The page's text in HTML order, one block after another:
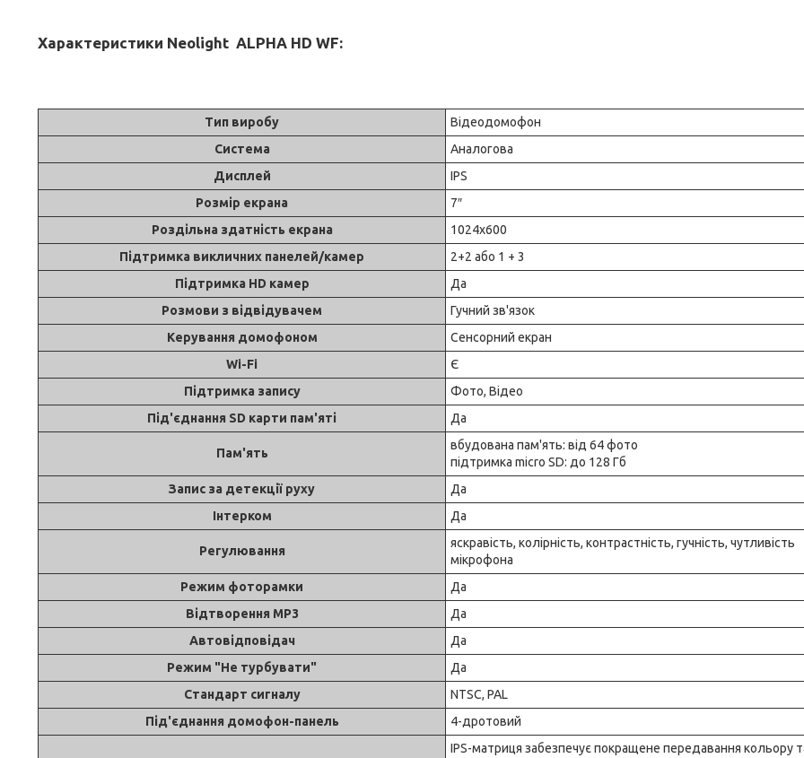
Характеристики Neolight ALPHA HD WF:
Тип виробу
Відеодомофон
Система
Аналогова
Дисплей
IPS
Розмір екрана
7″
Роздільна здатність екрана
1024x600
Підтримка викличних панелей/камер
2+2 або 1 + 3
Підтримка HD камер
Да
Розмови з відвідувачем
Гучний зв'язок
Керування домофоном
Сенсорний екран
Wi-Fi
Є
Підтримка запису
Фото, Відео
Під'єднання SD карти пам'яті
Да
Пам'ять
вбудована пам'ять: від 64 фото
підтримка micro SD: до 128 Гб
Запис за детекції руху
Да
Інтерком
Да
Регулювання
яскравість, колірність, контрастність, гучність, чутливість
мікрофона
Режим фоторамки
Да
Відтворення MP3
Да
Автовідповідач
Да
Режим "Не турбувати"
Да
Стандарт сигналу
NTSC, PAL
Під'єднання домофон-панель
4-дротовий
IPS-матриця забезпечує покращене передавання кольору